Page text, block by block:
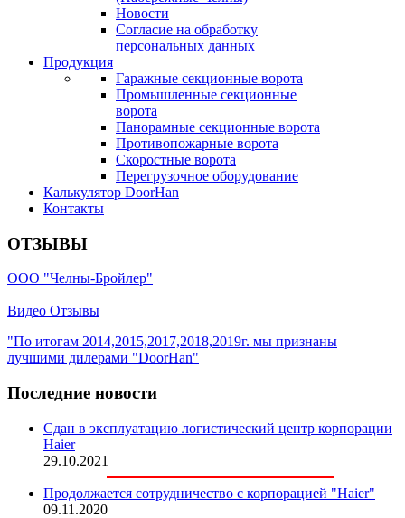
Новости
Согласие на обработку
персональных данных
Продукция
Гаражные секционные ворота
Промышленные секционные
ворота
Панорамные секционные ворота
Противопожарные ворота
Скоростные ворота
Перегрузочное оборудование
Калькулятор DoorHan
Контакты
ОТЗЫВЫ
ООО "Челны-Бройлер"
Видео Отзывы
"По итогам 2014,2015,2017,2018,2019г. мы признаны
лучшими дилерами "DoorHan"
Последние новости
Сдан в эксплуатацию логистический центр корпорации
Haier
29.10.2021
Продолжается сотрудничество с корпорацией "Haier"
09.11.2020